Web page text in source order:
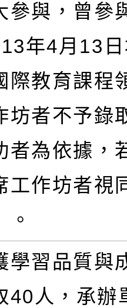
參與，曾參
年4月13
際教育課程
坊者不予錄
者為依據，
工作坊者視
。
學習品質與
40人，承辦